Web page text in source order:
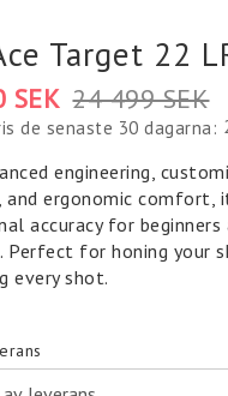
Target 22
24 499 SEK
SEK
de senaste 30 dagarna
engineering,
and ergonomic comfort,
accuracy for beginners
Perfect for honing your
every shot.